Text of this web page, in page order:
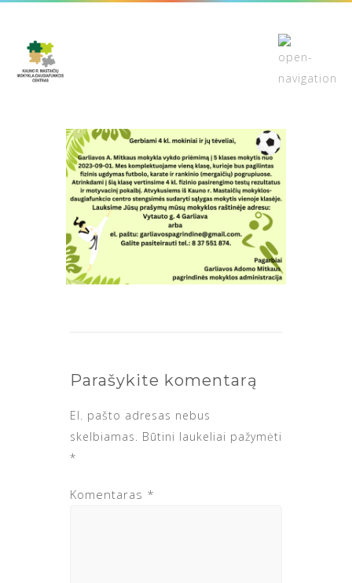
Parašykite komentarą
El. pašto adresas nebus
skelbiamas. Būtini laukeliai pažymėti
*
Komentaras *